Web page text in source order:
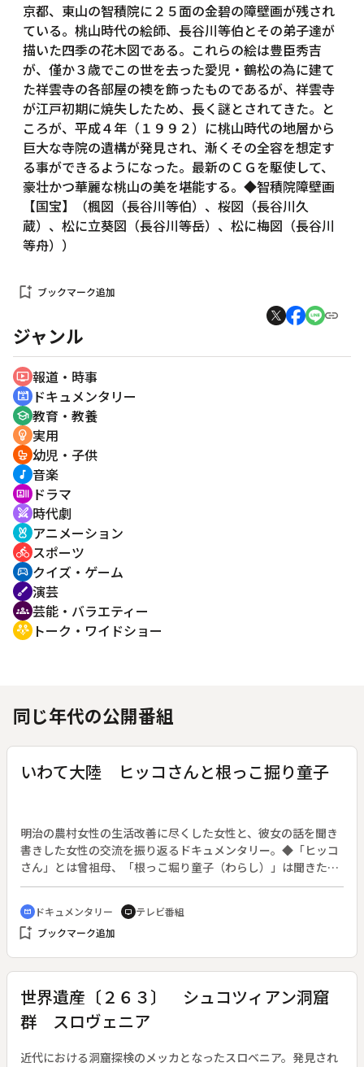
京都、東山の智積院に２５面の金碧の障壁画が残され
ている。桃山時代の絵師、長谷川等伯とその弟子達が
描いた四季の花木図である。これらの絵は豊臣秀吉
が、僅か３歳でこの世を去った愛児・鶴松の為に建て
た祥雲寺の各部屋の襖を飾ったものであるが、祥雲寺
が江戸初期に焼失したため、長く謎とされてきた。と
ころが、平成４年（１９９２）に桃山時代の地層から
巨大な寺院の遺構が発見され、漸くその全容を想定す
る事ができるようになった。最新のＣＧを駆使して、
豪壮かつ華麗な桃山の美を堪能する。◆智積院障壁画
【国宝】（楓図（長谷川等伯）、桜図（長谷川久
蔵）、松に立葵図（長谷川等岳）、松に梅図（長谷川
等舟））
bookmark_add ブックマーク追加
ジャンル
ondemand_video 報道・時事
cinematic_blur ドキュメンタリー
school 教育・教養
emoji_objects 実用
crib 幼児・子供
music_note 音楽
recent_actors ドラマ
swords 時代劇
cruelty_free アニメーション
directions_bike スポーツ
sports_esports クイズ・ゲーム
brush 演芸
groups 芸能・バラエティー
adaptive_audio_mic トーク・ワイドショー
同じ年代の公開番組
いわて大陸 ヒッコさんと根っこ掘り童子
明治の農村女性の生活改善に尽くした女性と、彼女の話を聞き
書きした女性の交流を振り返るドキュメンタリー。◆「ヒッコ
さん」とは曾祖母、「根っこ堀り童子（わらし）」は聞きたが
りの子ども。岩手県の元教師・石川さんは、隣町に住む明治生
まれのまつをさんのもとへ２３年間通いつめ、農村女性の地位
向上と生活改善に捧げたその生涯を、聞き書きの形で本にまと
めた。そして、自らの存在の根（ルーツ）は、まつをさんと同
（可哀相）と思う心」にあると思うのだった。
cinematic_blur ドキュメンタリー tv テレビ番組
bookmark_add ブックマーク追加
世界遺産〔２６３〕 シュコツィアン洞窟
群 スロヴェニア
近代における洞窟探検のメッカとなったスロベニア。発見され